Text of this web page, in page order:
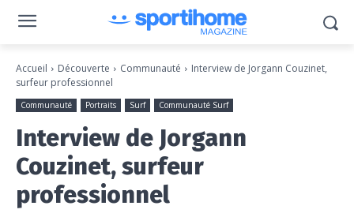
Accueil Découverte Communauté
Interview de Jorgann Couzinet,
surfeur professionnel
Communauté Portraits Surf Communauté Surf
Interview de Jorgann
Couzinet, surfeur
professionnel